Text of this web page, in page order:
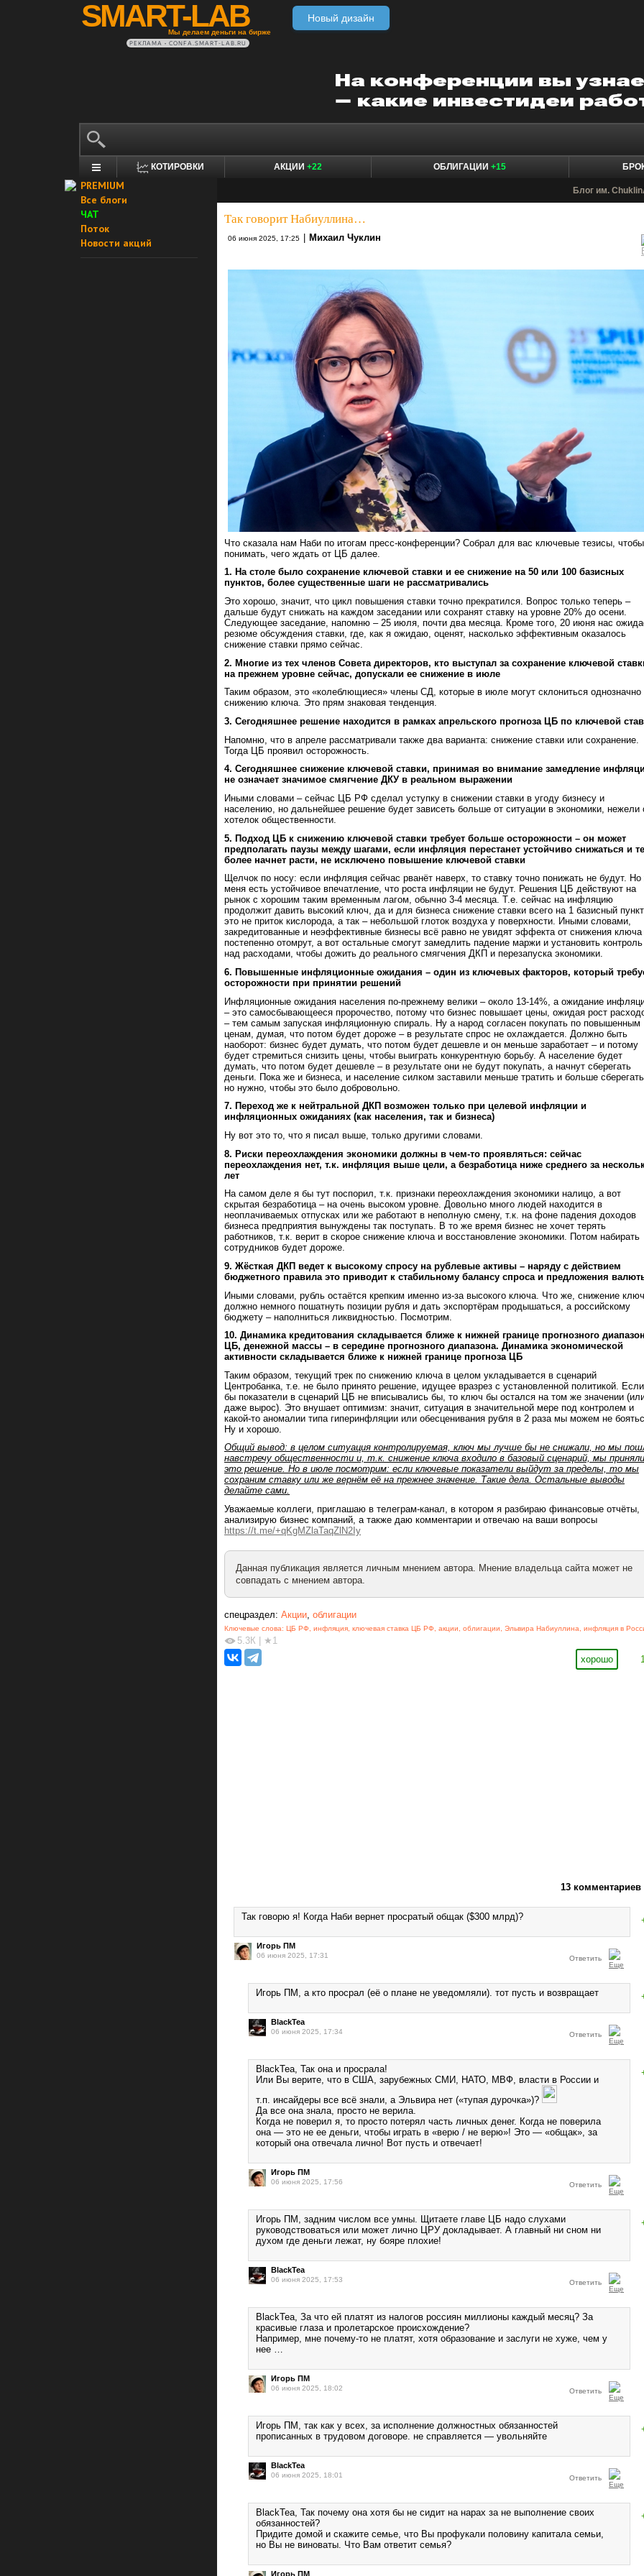
SMART-LAB
Мы делаем деньги на бирже
Новый дизайн
РЕКЛАМА • CONFA.SMART-LAB.RU
КОТИРОВКИ АКЦИИ +22 ОБЛИГАЦИИ +15
PREMIUM
Все блоги
ЧАТ
Поток
Новости акций
Блог им.
Так говорит Набиуллина…
06 июня 2025, 17:25 Михаил Чуклин
Что сказала нам Наби по итогам пресс-конференции? Собрал для вас ключевые тезисы, чтобы
понимать, чего ждать от ЦБ далее.
1. На столе было сохранение ключевой ставки и ее снижение на 50 или 100 базисных
пунктов, более существенные шаги не рассматривались
Это хорошо, значит, что цикл повышения ставки точно прекратился. Вопрос только теперь –
дальше будут снижать на каждом заседании или сохранят ставку на уровне 20% до осени.
Следующее заседание, напомню – 25 июля, почти два месяца. Кроме того, 20 июня нас
резюме обсуждения ставки, где, как я ожидаю, оценят, насколько эффективным оказалось
снижение ставки прямо сейчас.
2. Многие из тех членов Совета директоров, кто выступал за сохранение ключевой
на прежнем уровне сейчас, допускали ее снижение в июле
Таким образом, это «колеблющиеся» члены СД, которые в июле могут склониться однозначно
снижению ключа. Это прям знаковая тенденция.
3. Сегодняшнее решение находится в рамках апрельского прогноза ЦБ по ключевой
Напомню, что в апреле рассматривали также два варианта: снижение ставки или сохранение.
Тогда ЦБ проявил осторожность.
4. Сегодняшнее снижение ключевой ставки, принимая во внимание замедление
не означает значимое смягчение ДКУ в реальном выражении
Иными словами – сейчас ЦБ РФ сделал уступку в снижении ставки в угоду бизнесу и
населению, но дальнейшее решение будет зависеть больше от ситуации в экономики, нежели
хотелок общественности.
5. Подход ЦБ к снижению ключевой ставки требует больше осторожности – он может
предполагать паузы между шагами, если инфляция перестанет устойчиво снижаться и
более начнет расти, не исключено повышение ключевой ставки
Щелчок по носу: если инфляция сейчас рванёт наверх, то ставку точно понижать не будут. Но
меня есть устойчивое впечатление, что роста инфляции не будут. Решения ЦБ действуют на
рынок с хорошим таким временным лагом, обычно 3-4 месяца. Т.е. сейчас на инфляцию
продолжит давить высокий ключ, да и для бизнеса снижение ставки всего на 1 базисный
это не приток кислорода, а так – небольшой глоток воздуха у поверхности. Иными словами,
закредитованные и неэффективные бизнесы всё равно не увидят эффекта от снижения ключа
постепенно отомрут, а вот остальные смогут замедлить падение маржи и установить контроль
над расходами, чтобы дожить до реального смягчения ДКП и перезапуска экономики.
6. Повышенные инфляционные ожидания – один из ключевых факторов, который
осторожности при принятии решений
Инфляционные ожидания населения по-прежнему велики – около 13-14%, а ожидание
– это самосбывающееся пророчество, потому что бизнес повышает цены, ожидая рост
– тем самым запуская инфляционную спираль. Ну а народ согласен покупать по повышенным
ценам, думая, что потом будет дороже – в результате спрос не охлаждается. Должно быть
наоборот: бизнес будет думать, что потом будет дешевле и он меньше заработает – и потому
будет стремиться снизить цены, чтобы выиграть конкурентную борьбу. А население будет
думать, что потом будет дешевле – в результате они не будут покупать, а начнут сберегать
деньги. Пока же и бизнеса, и население силком заставили меньше тратить и больше
но нужно, чтобы это было добровольно.
7. Переход же к нейтральной ДКП возможен только при целевой инфляции и
инфляционных ожиданиях (как населения, так и бизнеса)
Ну вот это то, что я писал выше, только другими словами.
8. Риски переохлаждения экономики должны в чем-то проявляться: сейчас
переохлаждения нет, т.к. инфляция выше цели, а безработица ниже среднего за
лет
На самом деле я бы тут поспорил, т.к. признаки переохлаждения экономики налицо, а вот
скрытая безработица – на очень высоком уровне. Довольно много людей находится в
неоплачиваемых отпусках или же работают в неполную смену, т.к. на фоне падения доходов
бизнеса предприятия вынуждены так поступать. В то же время бизнес не хочет терять
работников, т.к. верит в скорое снижение ключа и восстановление экономики. Потом набирать
сотрудников будет дороже.
9. Жёсткая ДКП ведет к высокому спросу на рублевые активы – наряду с действием
бюджетного правила это приводит к стабильному балансу спроса и предложения
Иными словами, рубль остаётся крепким именно из-за высокого ключа. Что же, снижение
должно немного пошатнуть позиции рубля и дать экспортёрам продышаться, а российскому
бюджету – наполниться ликвидностью. Посмотрим.
10. Динамика кредитования складывается ближе к нижней границе прогнозного
ЦБ, денежной массы – в середине прогнозного диапазона. Динамика экономической
активности складывается ближе к нижней границе прогноза ЦБ
Таким образом, текущий трек по снижению ключа в целом укладывается в сценарий
Центробанка, т.е. не было принято решение, идущее вразрез с установленной политикой. Если
бы показатели в сценарий ЦБ не вписывались бы, то ключ бы остался на том же значении
даже вырос). Это внушает оптимизм: значит, ситуация в значительной мере под контролем и
какой-то аномалии типа гиперинфляции или обесценивания рубля в 2 раза мы можем не
Ну и хорошо.
Общий вывод: в целом ситуация контролируемая, ключ мы лучше бы не снижали, но мы
навстречу общественности и, т.к. снижение ключа входило в базовый сценарий, мы приняли
это решение. Но в июле посмотрим: если ключевые показатели выйдут за пределы, то мы
сохраним ставку или же вернём её на прежнее значение. Такие дела. Остальные выводы
делайте сами.
Уважаемые коллеги, приглашаю в телеграм-канал, в котором я разбираю финансовые отчёты,
анализирую бизнес компаний, а также даю комментарии и отвечаю на ваши вопросы
https://t.me/+qKgMZlaTaqZlN2Iy
Данная публикация является личным мнением автора. Мнение владельца сайта может не
совпадать с мнением автора.
спецраздел: Акции, облигации
Ключевые слова: ЦБ РФ, инфляция, ключевая ставка ЦБ РФ, акции, облигации, Эльвира Набиуллина, инфляция в
5.3К
★1
хорошо
13 комментариев
Так говорю я! Когда Наби вернет просратый общак ($300 млрд)?
Игорь ПМ
06 июня 2025, 17:31 Ответить
Игорь ПМ, а кто просрал (её о плане не уведомляли). тот пусть и возвращает
BlackTea
06 июня 2025, 17:34 Ответить
BlackTea, Так она и просрала!
Или Вы верите, что в США, зарубежных СМИ, НАТО, МВФ, власти в России и
т.п. инсайдеры все всё знали, а Эльвира нет («тупая дурочка»)?
Да все она знала, просто не верила.
Когда не поверил я, то просто потерял часть личных денег. Когда не поверила
она — это не ее деньги, чтобы играть в «верю / не верю»! Это — «общак», за
который она отвечала лично! Вот пусть и отвечает!
Игорь ПМ
06 июня 2025, 17:56 Ответить
Игорь ПМ, задним числом все умны. Щитаете главе ЦБ надо слухами
руководствоваться или может лично ЦРУ докладывает. А главный ни сном ни
духом где деньги лежат, ну бояре плохие!
BlackTea
06 июня 2025, 17:53 Ответить
BlackTea, За что ей платят из налогов россиян миллионы каждый месяц? За
красивые глаза и пролетарское происхождение?
Например, мне почему-то не платят, хотя образование и заслуги не хуже, чем у
нее …
Игорь ПМ
06 июня 2025, 18:02 Ответить
Игорь ПМ, так как у всех, за исполнение должностных обязанностей
прописанных в трудовом договоре. не справляется — увольняйте
BlackTea
06 июня 2025, 18:01 Ответить
BlackTea, Так почему она хотя бы не сидит на нарах за не выполнение своих
обязанностей?
Придите домой и скажите семье, что Вы профукали половину капитала семьи,
но Вы не виноваты. Что Вам ответит семья?
Игорь ПМ